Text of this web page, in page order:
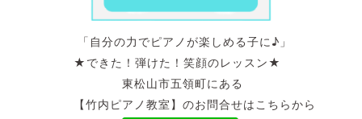
「自分の力でピアノが楽しめる子に♪」
★できた！弾けた！笑顔のレッスン★
東松山市五領町にある
【竹内ピアノ教室】のお問合せはこちらから